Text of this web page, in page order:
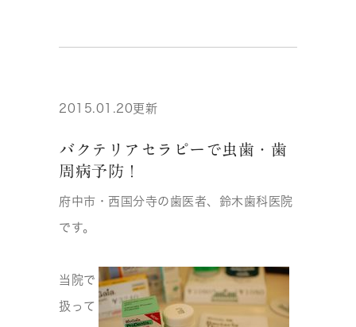
2015.01.20更新
バクテリアセラピーで虫歯・歯
周病予防！
府中市・西国分寺の歯医者、鈴木歯科医院
です。
当院で
扱って